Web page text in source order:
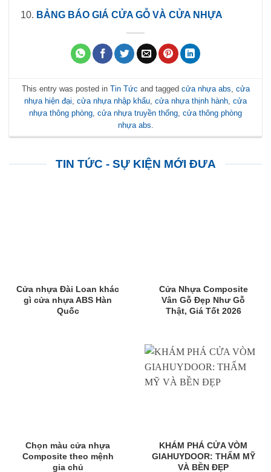
BẢNG BÁO GIÁ CỬA GỖ VÀ CỬA NHỰA
This entry was posted in Tin Tức and tagged cửa nhựa abs cửa
nhựa hiện đại cửa nhựa nhập khẩu cửa nhựa thịnh hành cửa
nhựa thông phòng cửa nhựa truyền thống cửa thông phòng
nhựa abs
TIN TỨC - SỰ KIỆN MỚI ĐƯA
Cửa nhựa Đài Loan khác
gì cửa nhựa ABS Hàn
Quốc
Cửa Nhựa Composite
Vân Gỗ Đẹp Như Gỗ
Thật, Giá Tốt 2026
Chọn màu cửa nhựa
Composite theo mệnh
gia chủ
KHÁM PHÁ CỬA VÒM
GIAHUYDOOR: THẨM MỸ
VÀ BỀN ĐẸP